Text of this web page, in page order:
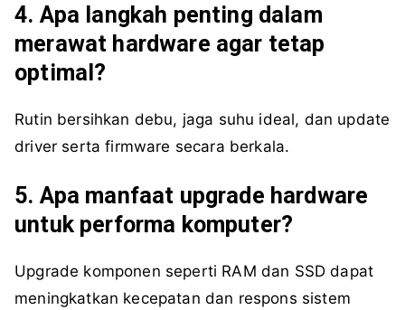
4. Apa langkah penting dalam
merawat hardware agar tetap
optimal?
Rutin bersihkan debu, jaga suhu ideal, dan update
driver serta firmware secara berkala.
5. Apa manfaat upgrade hardware
untuk performa komputer?
Upgrade komponen seperti RAM dan SSD dapat
meningkatkan kecepatan dan respons sistem